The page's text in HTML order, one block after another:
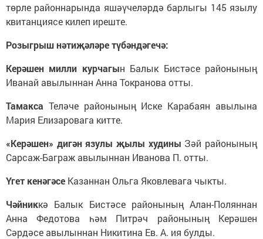
төрле районнарында яшәүчеләрдә барлыгы 145 язылу
квитанциясе килеп иреште.
Розыгрыш нәтиҗәләре түбәндәгечә:
Керәшен милли курчагын Балык Бистәсе районының
Иванай авылыннан Анна Токранова отты.
Тамакса Теләче районының Иске Карабаян авылына
Мария Елизаровага китте.
«Керәшен» дигән язулы җылы худины Зәй районының
Сарсаж-Баграж авылыннан Иванова П. отты.
Үгет кенәгәсе Казаннан Ольга Яковлевага чыкты.
Чәйниккә Балык Бистәсе районының Алан-Поляннан
Анна Федотова һәм Питрәч районының Керәшен
Сәрдәсе авылыннан Никитина Ев. А. ия булды.